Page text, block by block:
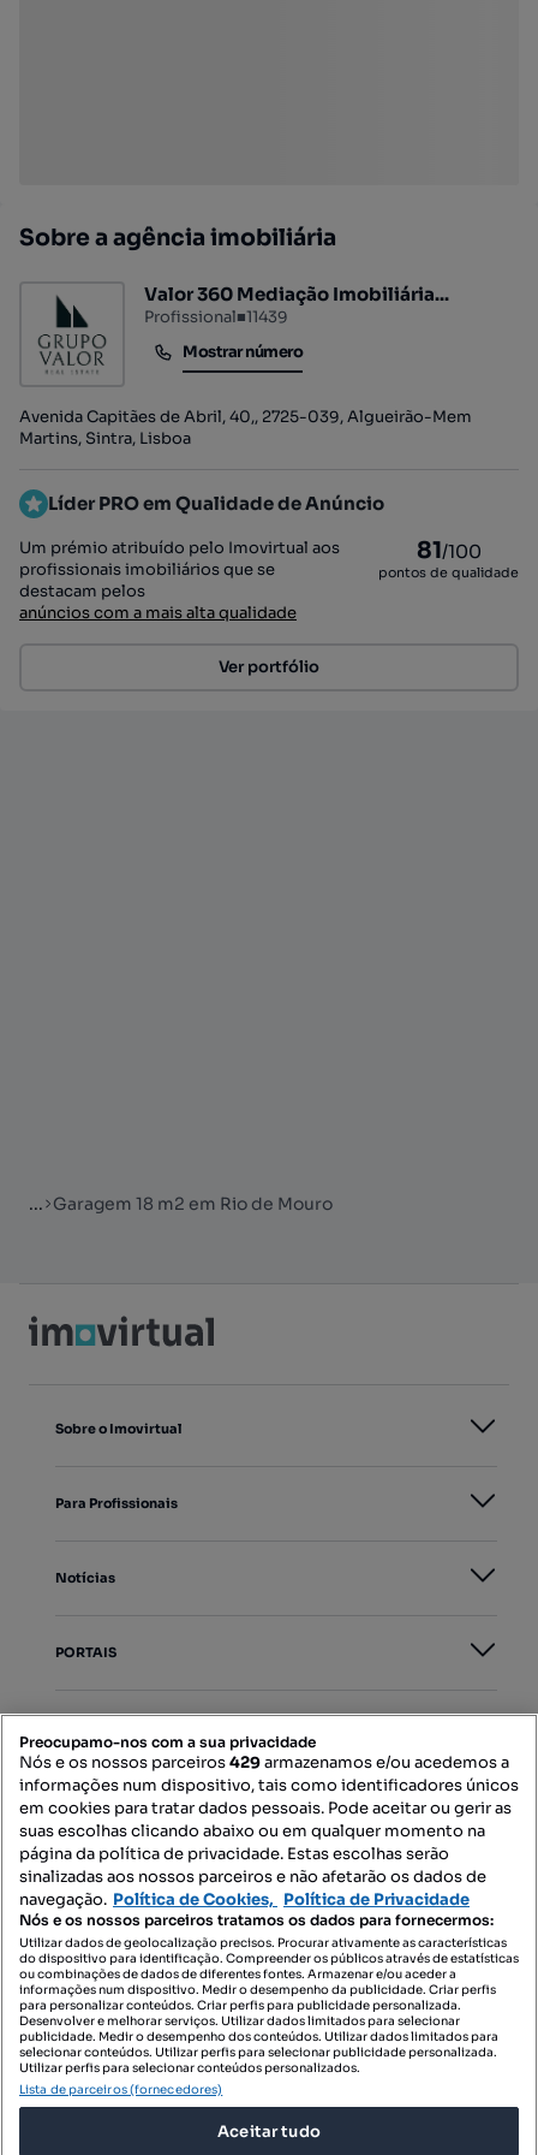
Sobre a agência imobiliária
Valor 360 Mediação Imobiliária...
Profissional■11439
Mostrar número
Mostrar número
Avenida Capitães de Abril, 40,, 2725-039, Algueirão-Mem
Martins, Sintra, Lisboa
Líder PRO em Qualidade de Anúncio
Um prémio atribuído pelo Imovirtual aos
profissionais imobiliários que se
destacam pelos
anúncios com a mais alta qualidade
81/100
pontos de qualidade
Ver portfólio
... Garagem 18 m2 em Rio de Mouro
Sobre o Imovirtual
Para Profissionais
Notícias
PORTAIS
Contacte-nos
SIGA-NOS:
DESCARREGAR NA:
© 2026 Imovirtual.com, OLX Portugal, S.A.
Preocupamo-nos com a sua privacidade
Nós e os nossos parceiros429armazenamos e/ou acedemos a
informações num dispositivo, tais como identificadores únicos
em cookies para tratar dados pessoais. Pode aceitar ou gerir as
suas escolhas clicando abaixo ou em qualquer momento na
página da política de privacidade. Estas escolhas serão
sinalizadas aos nossos parceiros e não afetarão os dados de
navegação. Política de Cookies, Política de Privacidade
Nós e os nossos parceiros tratamos os dados para fornecermos:
Utilizar dados de geolocalização precisos. Procurar ativamente as características
do dispositivo para identificação. Compreender os públicos através de estatísticas
ou combinações de dados de diferentes fontes. Armazenar e/ou aceder a
informações num dispositivo. Medir o desempenho da publicidade. Criar perfis
para personalizar conteúdos. Criar perfis para publicidade personalizada.
Desenvolver e melhorar serviços. Utilizar dados limitados para selecionar
publicidade. Medir o desempenho dos conteúdos. Utilizar dados limitados para
selecionar conteúdos. Utilizar perfis para selecionar publicidade personalizada.
Utilizar perfis para selecionar conteúdos personalizados.
Lista de parceiros (fornecedores)
Aceitar tudo